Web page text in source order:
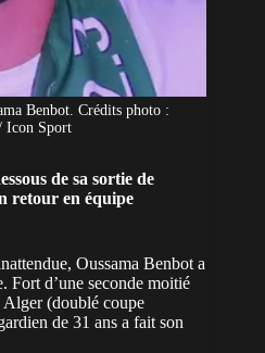
Benbot. Crédits photo :
Icon Sport
de sa sortie de
retour en équipe
Oussama Benbot a
. Fort d’une seconde moitié
(doublé coupe
de 31 ans a fait son